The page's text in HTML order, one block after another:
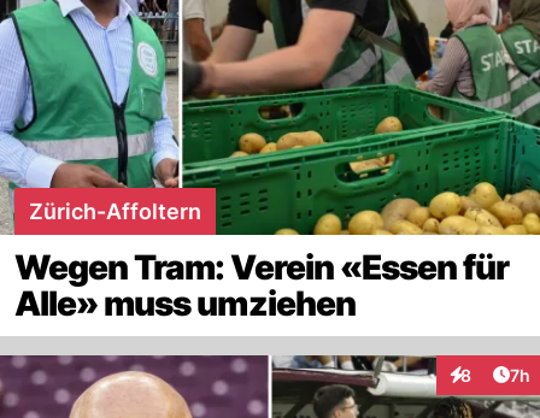
Zürich-Affoltern
Wegen Tram: Verein «Essen für
Alle» muss umziehen
8 7h